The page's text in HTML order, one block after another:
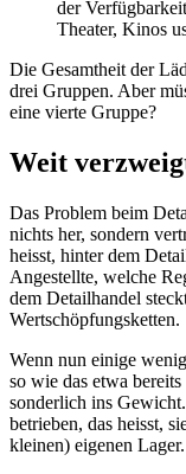
der
Theater, Kinos
Die Gesamtheit der
drei Gruppen. Aber
eine vierte Gruppe?
Weit
Das Problem beim
nichts her, sondern
heisst, hinter dem
Angestellte, welche
dem Detailhandel
Wertschöpfungsketten.
Wenn nun einige
so wie das etwa
sonderlich ins
betrieben, das heisst,
kleinen) eigenen Lager.